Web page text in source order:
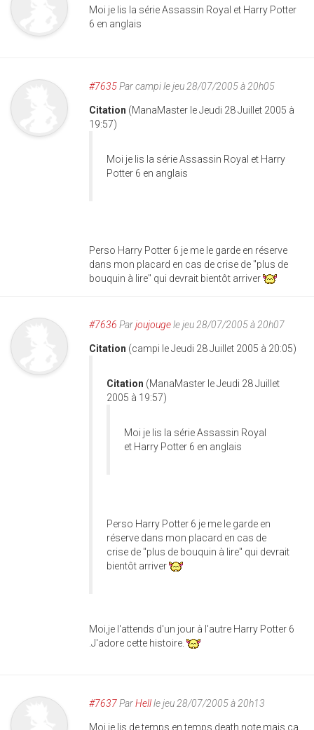
Moi je lis la série Assassin Royal et Harry Potter
6 en anglais
#7635Parcampile jeu 28/07/2005 à 20h05
Citation (ManaMaster le Jeudi 28 Juillet 2005 à
19:57)
Moi je lis la série Assassin Royal et Harry
Potter 6 en anglais
Perso Harry Potter 6 je me le garde en réserve
dans mon placard en cas de crise de "plus de
bouquin à lire" qui devrait bientôt arriver
#7636 Parjoujougele jeu 28/07/2005 à 20h07
Citation (campi le Jeudi 28 Juillet 2005 à 20:05)
Citation (ManaMaster le Jeudi 28 Juillet
2005 à 19:57)
Moi je lis la série Assassin Royal
et Harry Potter 6 en anglais
Perso Harry Potter 6 je me le garde en
réserve dans mon placard en cas de
crise de "plus de bouquin à lire" qui devrait
bientôt arriver
Moi,je l'attends d'un jour à l'autre Harry Potter 6
.J'adore cette histoire.
#7637ParHellle jeu 28/07/2005 à 20h13
Moi je lis de temps en temps death note mais ça